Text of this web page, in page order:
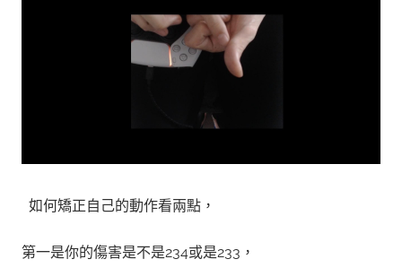
如何矯正自己的動作看兩點，
第一是你的傷害是不是234或是233，